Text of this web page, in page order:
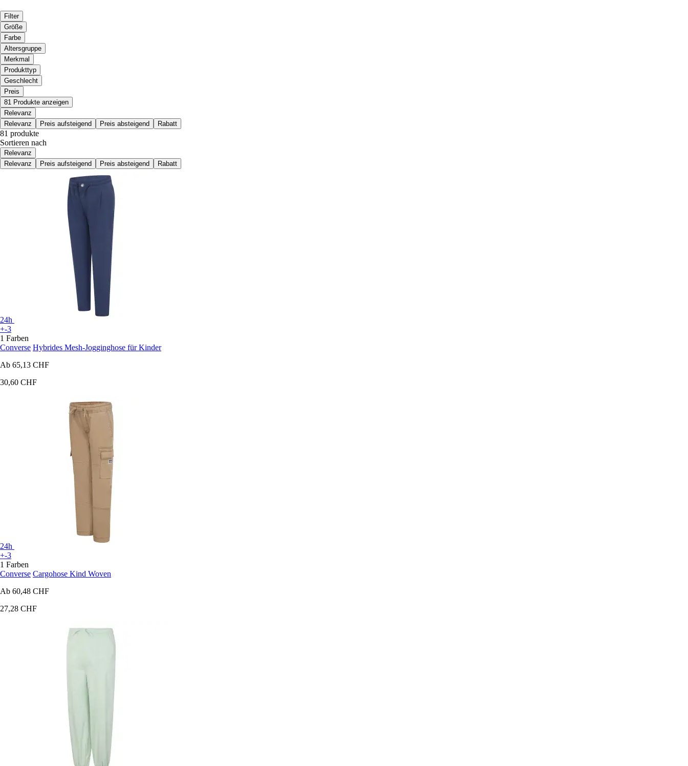
Filter
Größe
Farbe
Altersgruppe
Merkmal
Produkttyp
Geschlecht
Preis
81 Produkte anzeigen
Relevanz
Relevanz
Preis aufsteigend Preis absteigend Rabatt
81 produkte
Sortieren nach
Relevanz
Relevanz
Preis aufsteigend Preis absteigend Rabatt
24h
+-3
1 Farben
Converse Hybrides Mesh-Jogginghose für Kinder
Ab 65,13 CHF
30,60 CHF
24h
+-3
1 Farben
Converse Cargohose Kind Woven
Ab 60,48 CHF
27,28 CHF